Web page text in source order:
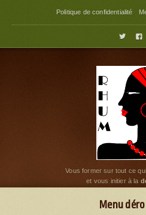
Politique de confidentialité
 
Vous former sur tout ce
et vous initier à la
Menu